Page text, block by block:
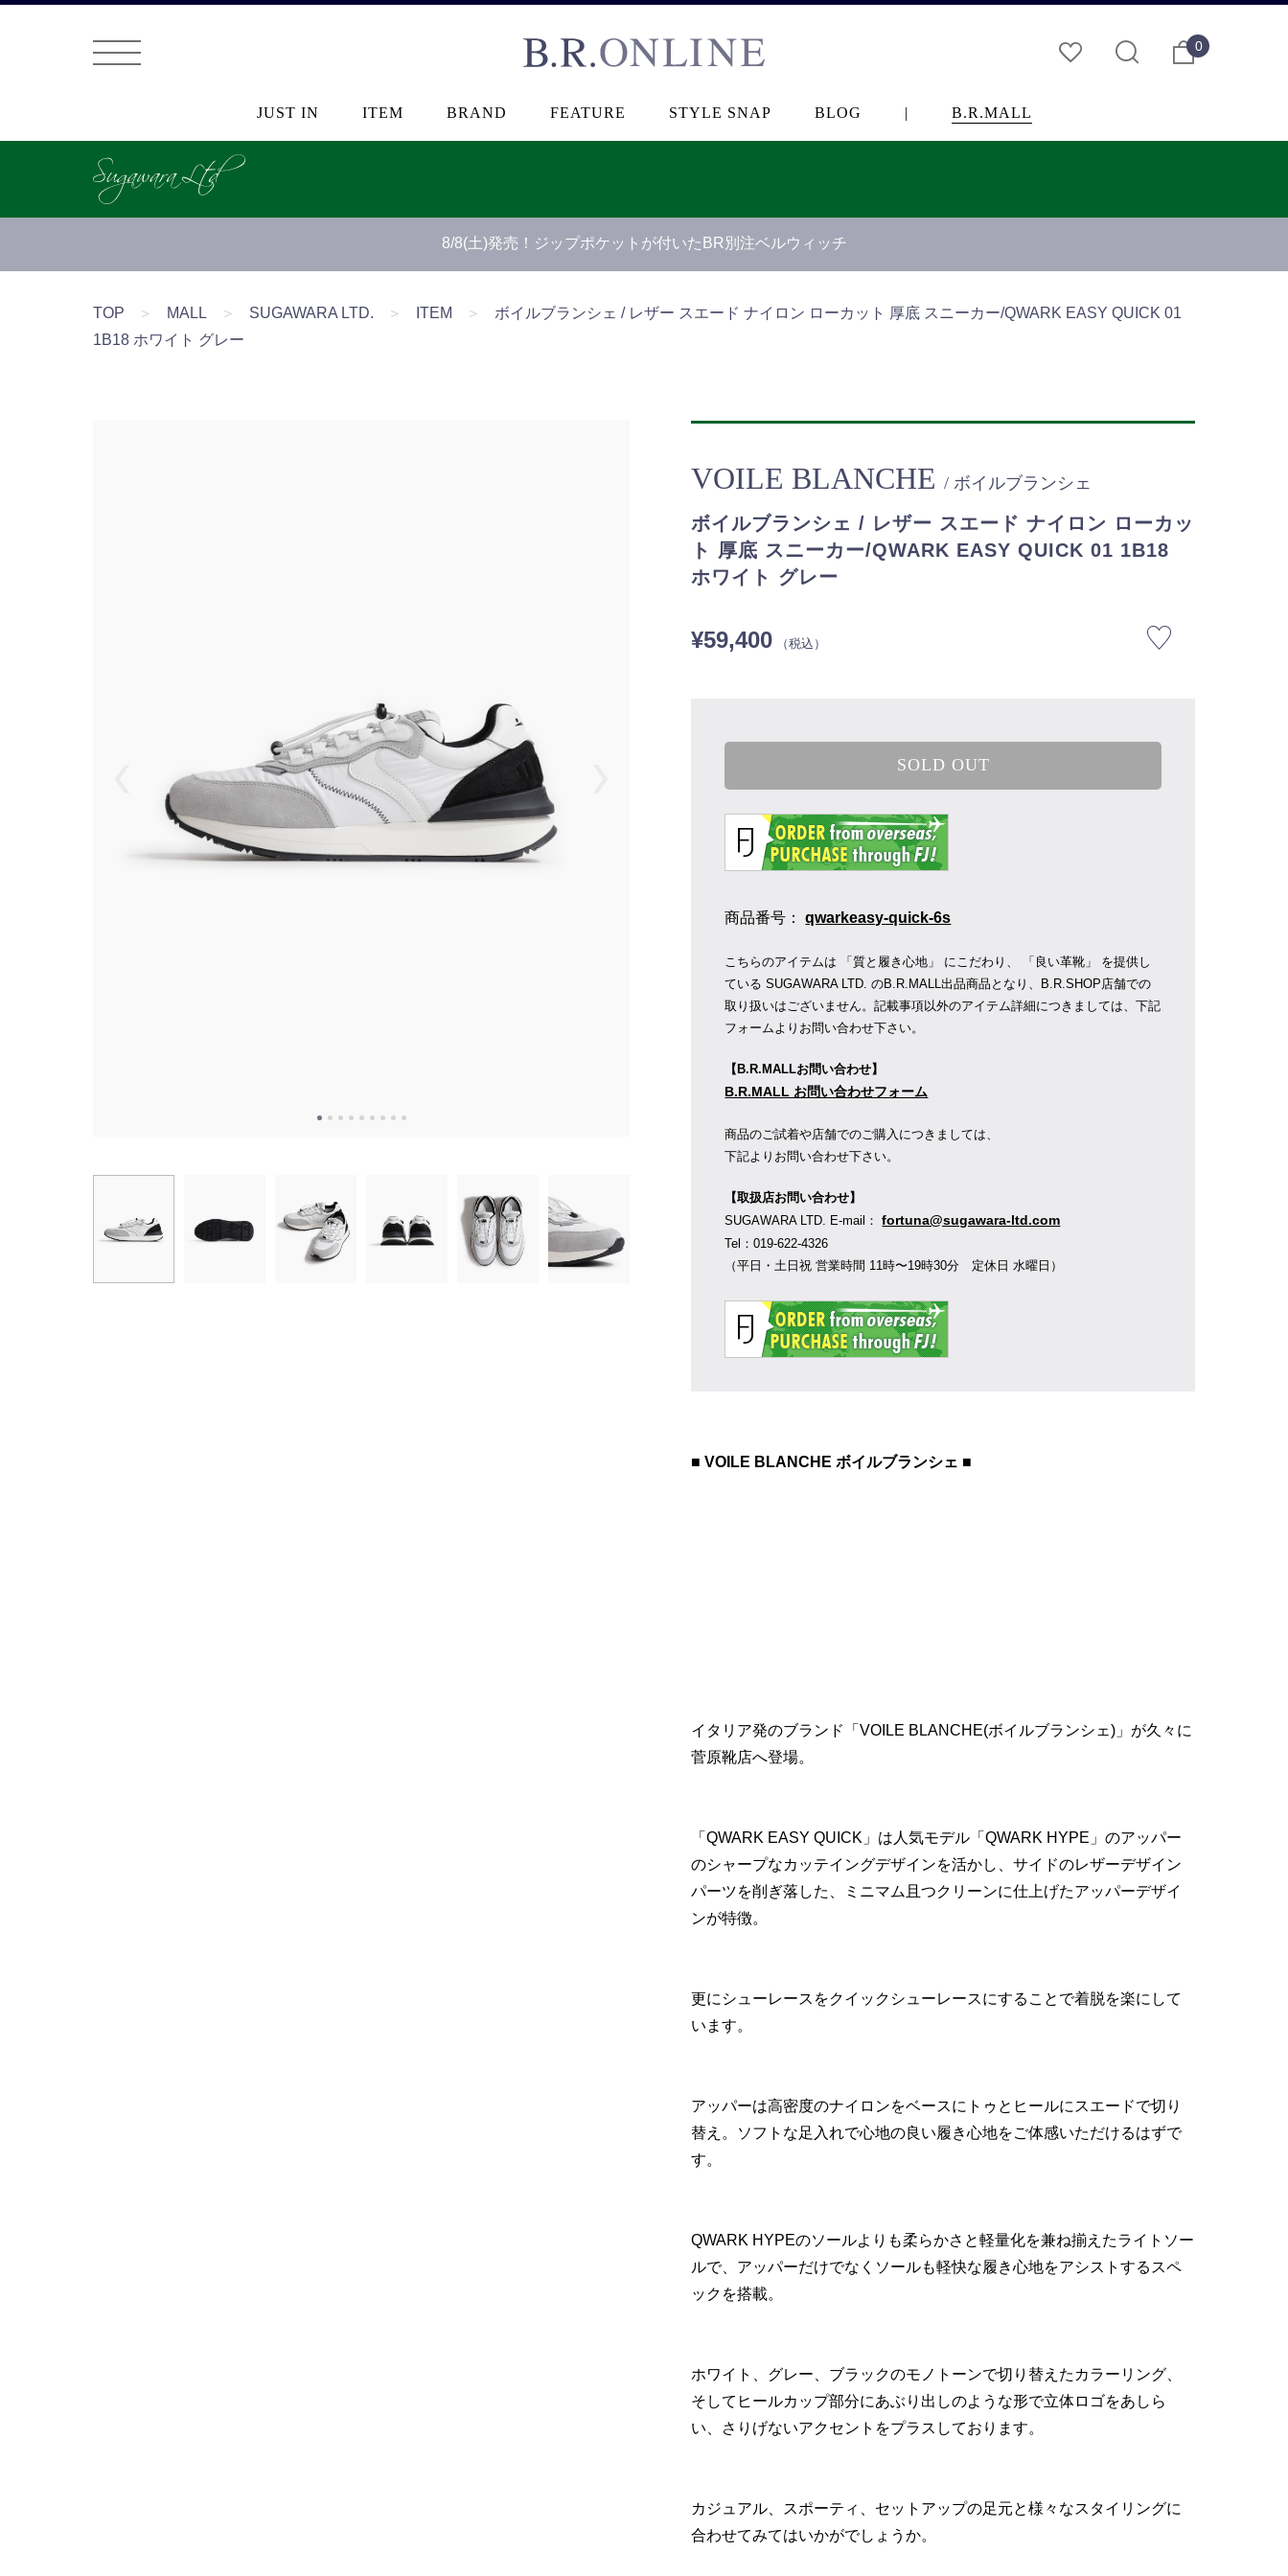
0
JUST IN ITEM BRAND FEATURE STYLE SNAP BLOG | B.R.MALL
8/8(土)発売！ジップポケットが付いたBR別注ベルウィッチ
TOP ＞ MALL ＞ SUGAWARA LTD. ＞ ITEM ＞
ボイルブランシェ / レザー スエード ナイロン ローカット 厚底 スニーカー/QWARK EASY QUICK 01
1B18 ホワイト グレー
VOILE BLANCHE/ ボイルブランシェ
ボイルブランシェ / レザー スエード ナイロン ローカッ
ト 厚底 スニーカー/QWARK EASY QUICK 01 1B18
ホワイト グレー
¥59,400 （税込）
SOLD OUT
商品番号：qwarkeasy-quick-6s
こちらのアイテムは 「質と履き心地」 にこだわり、 「良い革靴」 を提供し
ている SUGAWARA LTD. のB.R.MALL出品商品となり、B.R.SHOP店舗での
取り扱いはございません。記載事項以外のアイテム詳細につきましては、下記
フォームよりお問い合わせ下さい。
【B.R.MALLお問い合わせ】
B.R.MALL お問い合わせフォーム
商品のご試着や店舗でのご購入につきましては、
下記よりお問い合わせ下さい。
【取扱店お問い合わせ】
SUGAWARA LTD. E-mail：fortuna@sugawara-ltd.com
Tel：019-622-4326
（平日・土日祝 営業時間 11時〜19時30分 定休日 水曜日）
■ VOILE BLANCHE ボイルブランシェ ■
イタリア発のブランド「VOILE BLANCHE(ボイルブランシェ)」が久々に
菅原靴店へ登場。
「QWARK EASY QUICK」は人気モデル「QWARK HYPE」のアッパー
のシャープなカッテイングデザインを活かし、サイドのレザーデザイン
パーツを削ぎ落した、ミニマム且つクリーンに仕上げたアッパーデザイ
ンが特徴。
更にシューレースをクイックシューレースにすることで着脱を楽にして
います。
アッパーは高密度のナイロンをベースにトゥとヒールにスエードで切り
替え。ソフトな足入れで心地の良い履き心地をご体感いただけるはずで
す。
QWARK HYPEのソールよりも柔らかさと軽量化を兼ね揃えたライトソー
ルで、アッパーだけでなくソールも軽快な履き心地をアシストするスペ
ックを搭載。
ホワイト、グレー、ブラックのモノトーンで切り替えたカラーリング、
そしてヒールカップ部分にあぶり出しのような形で立体ロゴをあしら
い、さりげないアクセントをプラスしております。
カジュアル、スポーティ、セットアップの足元と様々なスタイリングに
合わせてみてはいかがでしょうか。